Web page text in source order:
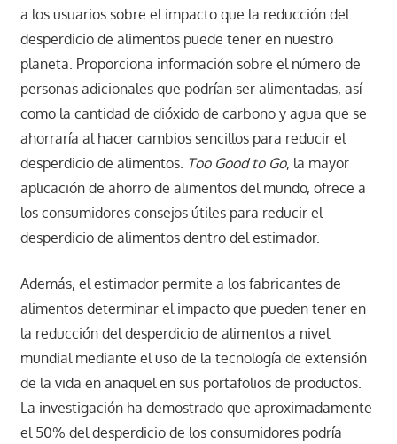
a los usuarios sobre el impacto que la reducción del
desperdicio de alimentos puede tener en nuestro
planeta. Proporciona información sobre el número de
personas adicionales que podrían ser alimentadas, así
como la cantidad de dióxido de carbono y agua que se
ahorraría al hacer cambios sencillos para reducir el
desperdicio de alimentos. Too Good to Go, la mayor
aplicación de ahorro de alimentos del mundo, ofrece a
los consumidores consejos útiles para reducir el
desperdicio de alimentos dentro del estimador.
Además, el estimador permite a los fabricantes de
alimentos determinar el impacto que pueden tener en
la reducción del desperdicio de alimentos a nivel
mundial mediante el uso de la tecnología de extensión
de la vida en anaquel en sus portafolios de productos.
La investigación ha demostrado que aproximadamente
el 50% del desperdicio de los consumidores podría